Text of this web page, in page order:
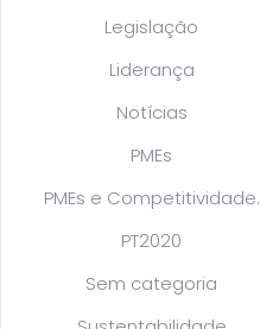
Legislação
Liderança
Notícias
PMEs
PMEs e Competitividade.
PT2020
Sem categoria